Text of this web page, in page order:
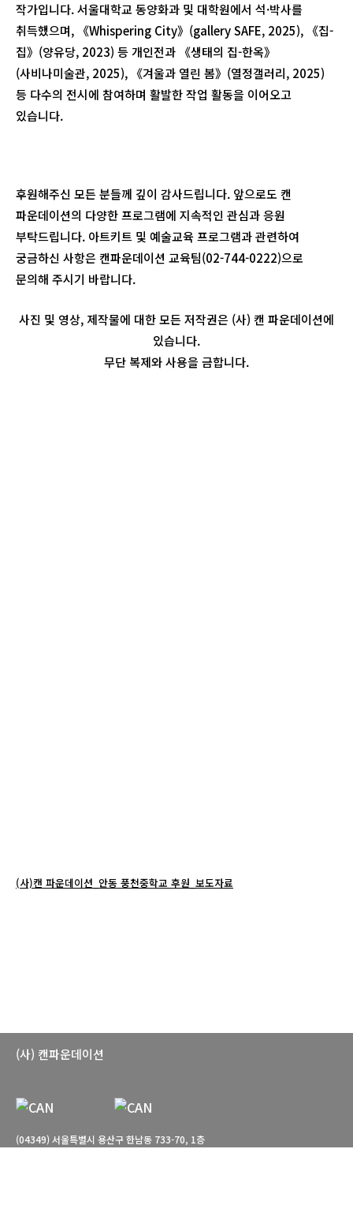
작가입니다. 서울대학교 동양화과 및 대학원에서 석·박사를
취득했으며, 《Whispering City》(gallery SAFE, 2025), 《집-
집》(양유당, 2023) 등 개인전과 《생태의 집-한옥》
(사비나미술관, 2025), 《겨울과 열린 봄》(열정갤러리, 2025)
등 다수의 전시에 참여하며 활발한 작업 활동을 이어오고
있습니다.
후원해주신 모든 분들께 깊이 감사드립니다. 앞으로도 캔
파운데이션의 다양한 프로그램에 지속적인 관심과 응원
부탁드립니다. 아트키트 및 예술교육 프로그램과 관련하여
궁금하신 사항은 캔파운데이션 교육팀(02-744-0222)으로
문의해 주시기 바랍니다.
사진 및 영상, 제작물에 대한 모든 저작권은 (사) 캔 파운데이션에
있습니다.
무단 복제와 사용을 금합니다.
(사)캔 파운데이션_안동 풍천중학교 후원_보도자료
(사) 캔파운데이션
(04349) 서울특별시 용산구 한남동 733-70, 1층